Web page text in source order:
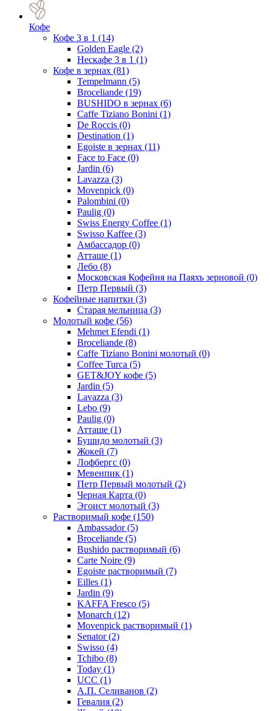
Кофе
Кофе 3 в 1 (14)
Golden Eagle (2)
Нескафе 3 в 1 (1)
Кофе в зернах (81)
Tempelmann (5)
Broceliande (19)
BUSHIDO в зернах (6)
Caffe Tiziano Bonini (1)
De Roccis (0)
Destination (1)
Egoiste в зернах (11)
Face to Face (0)
Jardin (6)
Lavazza (3)
Movenpick (0)
Palombini (0)
Paulig (0)
Swiss Energy Coffee (1)
Swisso Kaffee (3)
Амбассадор (0)
Атташе (1)
Лебо (8)
Московская Кофейня на Паяхъ зерновой (0)
Петр Первый (3)
Кофейные напитки (3)
Старая мельница (3)
Молотый кофе (56)
Mehmet Efendi (1)
Broceliande (8)
Caffe Tiziano Bonini молотый (0)
Coffee Turca (5)
GET&JOY кофе (5)
Jardin (5)
Lavazza (3)
Lebo (9)
Paulig (0)
Атташе (1)
Бушидо молотый (3)
Жокей (7)
Лофбергс (0)
Мевенпик (1)
Петр Первый молотый (2)
Черная Карта (0)
Эгоист молотый (3)
Растворимый кофе (150)
Ambassador(5)
Broceliande (5)
Bushido растворимый (6)
Carte Noire (9)
Egoiste растворимый (7)
Eilles (1)
Jardin (9)
KAFFA Fresco (5)
Monarch (12)
Movenpick растворимый (1)
Senator(2)
Swisso (4)
Tchibo (8)
Today (1)
UCC (1)
А.П. Селиванов (2)
Гевалия (2)